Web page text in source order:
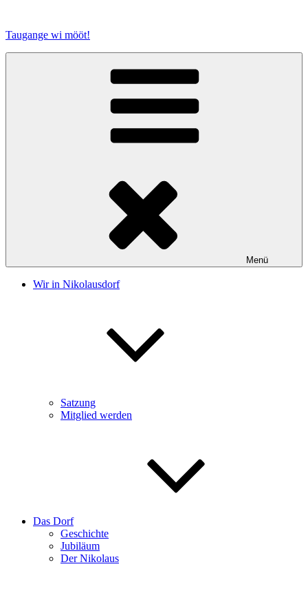
springen
Taugange wi mööt!
Menü
Wir in Nikolausdorf
Satzung
Mitglied werden
Das Dorf
Geschichte
Jubiläum
Der Nikolaus